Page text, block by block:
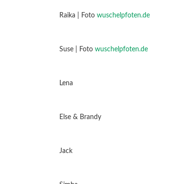
Raika | Foto wuschelpfoten.de
Suse | Foto wuschelpfoten.de
Lena
Else & Brandy
Jack